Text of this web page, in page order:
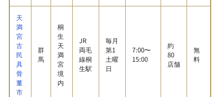
天
満
宮
古
民
具
骨
董
市
群
馬
桐
生
天
満
宮
境
内
JR
両毛
線桐
生駅
毎月
第1
土曜
日
7:00〜
15:00
約
80
店舗
無
料